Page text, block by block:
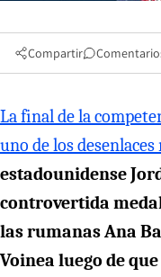
Compartir
La final de la
uno de los
estadounidense
controvertida
las rumanas Ana
Voinea luego de